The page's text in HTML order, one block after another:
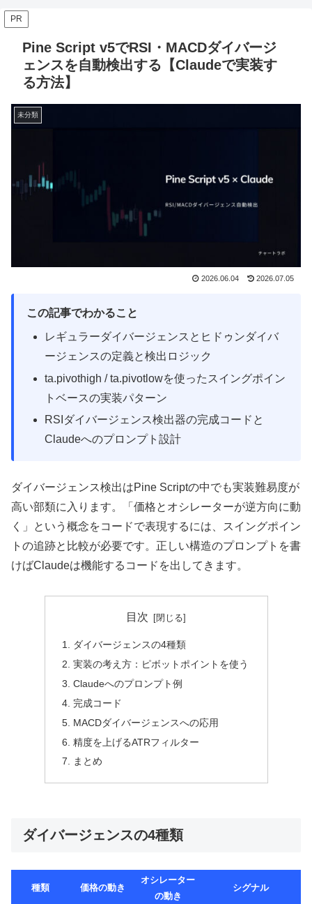
PR
Pine Script v5でRSI・MACDダイバージ
ェンスを自動検出する【Claudeで実装す
る方法】
未分類
2026.06.04 2026.07.05
この記事でわかること
レギュラーダイバージェンスとヒドゥンダイバ
ージェンスの定義と検出ロジック
ta.pivothigh / ta.pivotlowを使ったスイングポイン
トベースの実装パターン
RSIダイバージェンス検出器の完成コードと
Claudeへのプロンプト設計
ダイバージェンス検出はPine Scriptの中でも実装難易度が
高い部類に入ります。「価格とオシレーターが逆方向に動
く」という概念をコードで表現するには、スイングポイン
トの追跡と比較が必要です。正しい構造のプロンプトを書
けばClaudeは機能するコードを出してきます。
目次
ダイバージェンスの4種類
実装の考え方：ピボットポイントを使う
Claudeへのプロンプト例
完成コード
MACDダイバージェンスへの応用
精度を上げるATRフィルター
まとめ
ダイバージェンスの4種類
種類 価格の動き
オシレーター
の動き
シグナル